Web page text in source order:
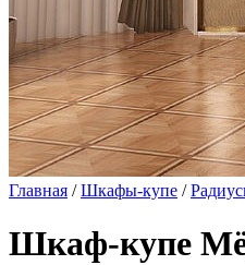
Главная /Шкафы-купе /
Шкаф-купе